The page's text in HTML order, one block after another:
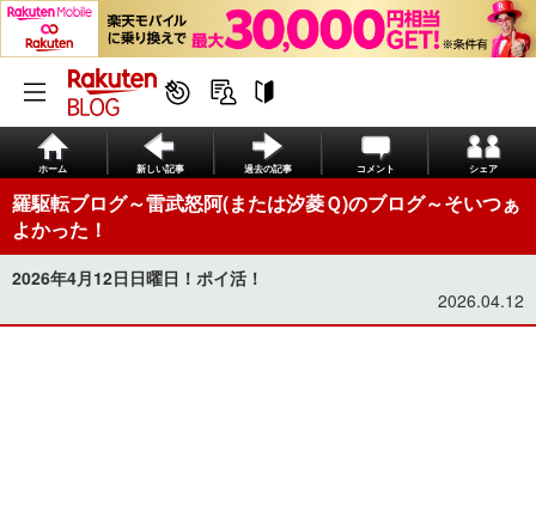
ホーム 新しい記事 過去の記事 コメント シェア
羅駆転ブログ～雷武怒阿(または汐菱Ｑ)のブログ～そいつぁ
よかった！
2026年4月12日日曜日！ポイ活！
2026.04.12